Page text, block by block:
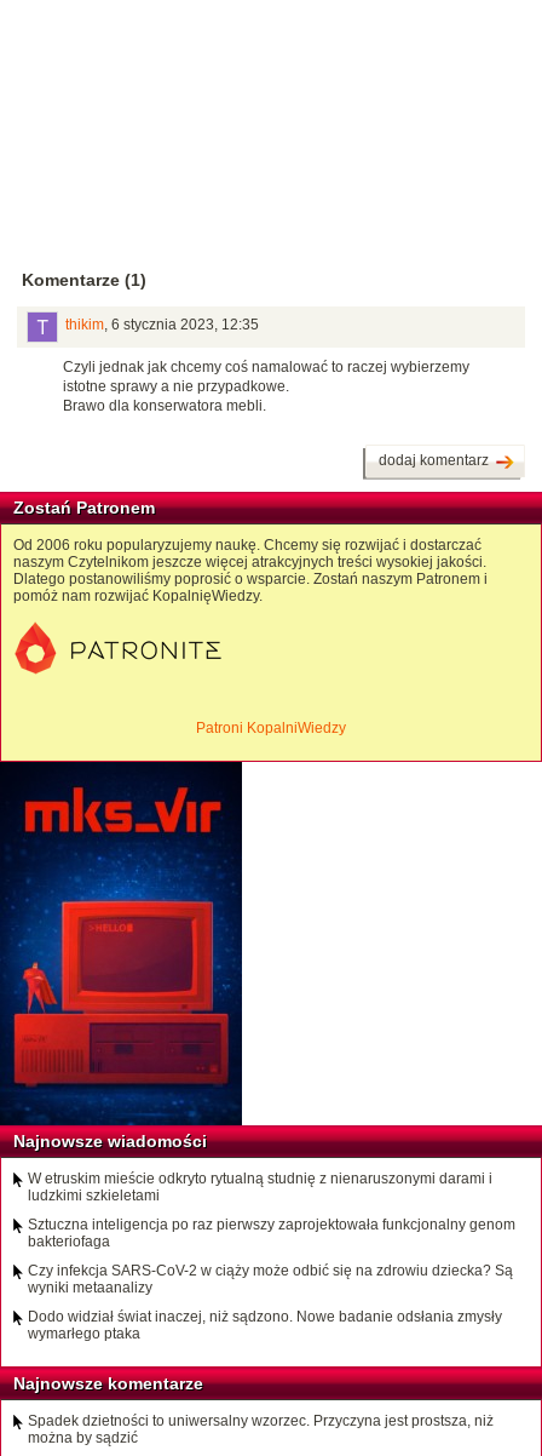
Komentarze (1)
thikim, 6 stycznia 2023, 12:35
Czyli jednak jak chcemy coś namalować to raczej wybierzemy
istotne sprawy a nie przypadkowe.
Brawo dla konserwatora mebli.
dodaj komentarz
Zostań Patronem
Od 2006 roku popularyzujemy naukę. Chcemy się rozwijać i dostarczać
naszym Czytelnikom jeszcze więcej atrakcyjnych treści wysokiej jakości.
Dlatego postanowiliśmy poprosić o wsparcie. Zostań naszym Patronem i
pomóż nam rozwijać KopalnięWiedzy.
Patroni KopalniWiedzy
Najnowsze wiadomości
W etruskim mieście odkryto rytualną studnię z nienaruszonymi darami i
ludzkimi szkieletami
Sztuczna inteligencja po raz pierwszy zaprojektowała funkcjonalny genom
bakteriofaga
Czy infekcja SARS-CoV-2 w ciąży może odbić się na zdrowiu dziecka? Są
wyniki metaanalizy
Dodo widział świat inaczej, niż sądzono. Nowe badanie odsłania zmysły
wymarłego ptaka
Najnowsze komentarze
Spadek dzietności to uniwersalny wzorzec. Przyczyna jest prostsza, niż
można by sądzić